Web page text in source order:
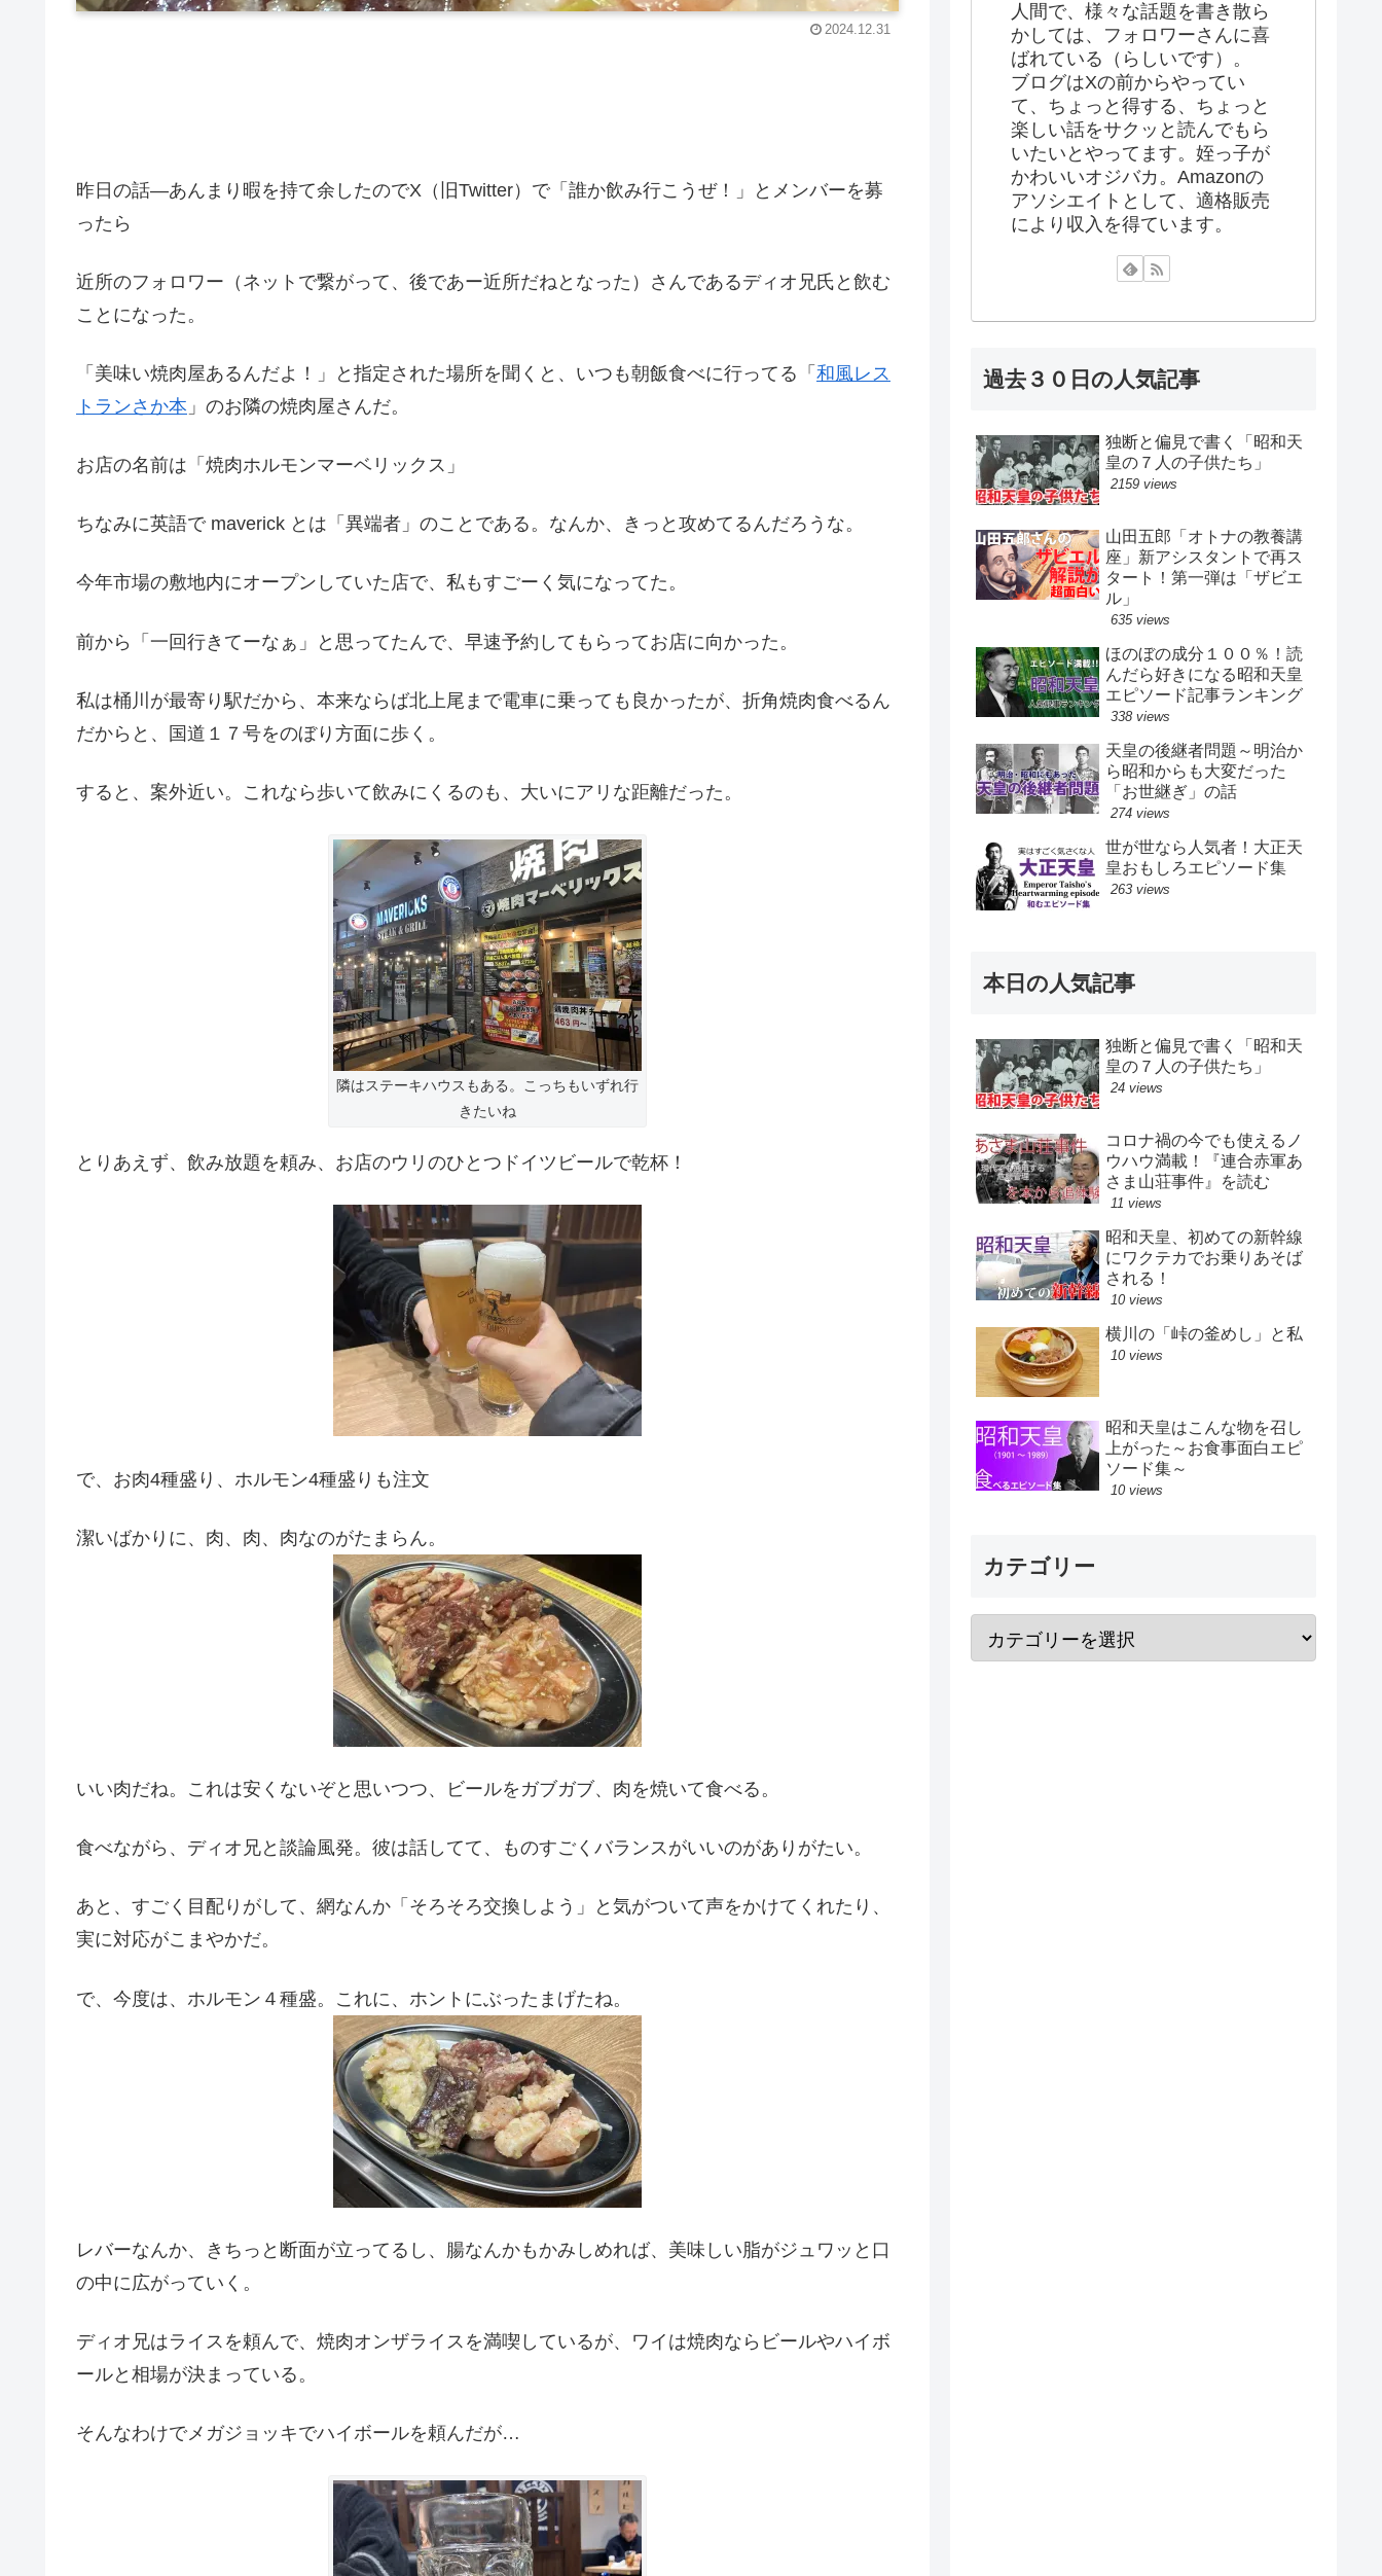
2024.12.31
昨日の話―あんまり暇を持て余したのでX（旧Twitter）で「誰か飲み行こうぜ！」とメンバーを募
ったら
近所のフォロワー（ネットで繋がって、後であー近所だねとなった）さんであるディオ兄氏と飲む
ことになった。
「美味い焼肉屋あるんだよ！」と指定された場所を聞くと、いつも朝飯食べに行ってる「 和風レス
トランさか本 」のお隣の焼肉屋さんだ。
お店の名前は「焼肉ホルモンマーベリックス」
ちなみに英語で maverick とは「異端者」のことである。なんか、きっと攻めてるんだろうな。
今年市場の敷地内にオープンしていた店で、私もすごーく気になってた。
前から「一回行きてーなぁ」と思ってたんで、早速予約してもらってお店に向かった。
私は桶川が最寄り駅だから、本来ならば北上尾まで電車に乗っても良かったが、折角焼肉食べるん
だからと、国道１７号をのぼり方面に歩く。
すると、案外近い。これなら歩いて飲みにくるのも、大いにアリな距離だった。
隣はステーキハウスもある。こっちもいずれ行
きたいね
とりあえず、飲み放題を頼み、お店のウリのひとつドイツビールで乾杯！
で、お肉4種盛り、ホルモン4種盛りも注文
潔いばかりに、肉、肉、肉なのがたまらん。
いい肉だね。これは安くないぞと思いつつ、ビールをガブガブ、肉を焼いて食べる。
食べながら、ディオ兄と談論風発。彼は話してて、ものすごくバランスがいいのがありがたい。
あと、すごく目配りがして、網なんか「そろそろ交換しよう」と気がついて声をかけてくれたり、
実に対応がこまやかだ。
で、今度は、ホルモン４種盛。これに、ホントにぶったまげたね。
レバーなんか、きちっと断面が立ってるし、腸なんかもかみしめれば、美味しい脂がジュワッと口
の中に広がっていく。
ディオ兄はライスを頼んで、焼肉オンザライスを満喫しているが、ワイは焼肉ならビールやハイボ
ールと相場が決まっている。
そんなわけでメガジョッキでハイボールを頼んだが…
人間で、様々な話題を書き散ら
かしては、フォロワーさんに喜
ばれている（らしいです）。
ブログはXの前からやってい
て、ちょっと得する、ちょっと
楽しい話をサクッと読んでもら
いたいとやってます。姪っ子が
かわいいオジバカ。Amazonの
アソシエイトとして、適格販売
により収入を得ています。
過去３０日の人気記事
独断と偏見で書く「昭和天
皇の７人の子供たち」
2159 views
山田五郎「オトナの教養講
座」新アシスタントで再ス
タート！第一弾は「ザビエ
ル」
635 views
ほのぼの成分１００％！読
んだら好きになる昭和天皇
エピソード記事ランキング
338 views
天皇の後継者問題～明治か
ら昭和からも大変だった
「お世継ぎ」の話
274 views
世が世なら人気者！大正天
皇おもしろエピソード集
263 views
本日の人気記事
独断と偏見で書く「昭和天
皇の７人の子供たち」
24 views
コロナ禍の今でも使えるノ
ウハウ満載！『連合赤軍あ
さま山荘事件』を読む
11 views
昭和天皇、初めての新幹線
にワクテカでお乗りあそば
される！
10 views
横川の「峠の釜めし」と私
10 views
昭和天皇はこんな物を召し
上がった～お食事面白エピ
ソード集～
10 views
カテゴリー